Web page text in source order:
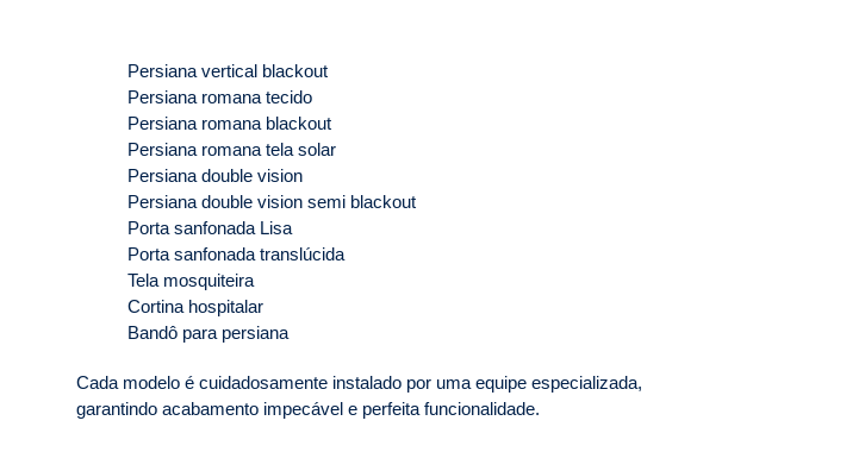
Persiana vertical blackout
Persiana romana tecido
Persiana romana blackout
Persiana romana tela solar
Persiana double vision
Persiana double vision semi blackout
Porta sanfonada Lisa
Porta sanfonada translúcida
Tela mosquiteira
Cortina hospitalar
Bandô para persiana
Cada modelo é cuidadosamente instalado por uma equipe especializada,
garantindo acabamento impecável e perfeita funcionalidade.